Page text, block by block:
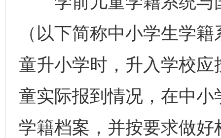
（以下简称中小学生学
童升小学时，升入学校
童实际报到情况，在中
学籍档案，并按要求做